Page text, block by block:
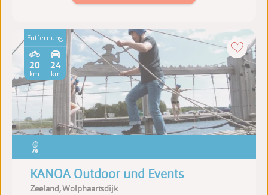
Entfernung
24
km
20
km
KANOA Outdoor und Events
Zeeland, Wolphaartsdijk